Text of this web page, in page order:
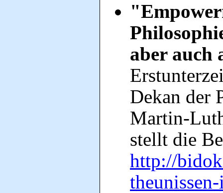
aber auch
Dekan der
Martin-
stellt die
http://